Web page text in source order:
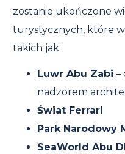
zostanie ukończone
turystycznych, które
takich jak:
Luwr Abu Zabi –
nadzorem
Świat Ferrari
Park Narodowy
SeaWorld Abu